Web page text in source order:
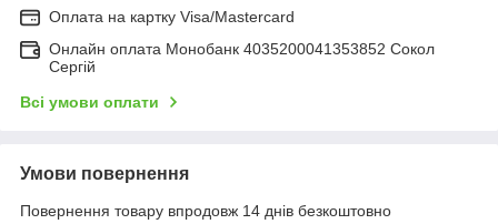
Оплата на картку Visa/Mastercard
Онлайн оплата Монобанк 4035200041353852 Сокол
Сергій
Всі умови оплати
Умови повернення
Повернення товару впродовж 14 днів безкоштовно